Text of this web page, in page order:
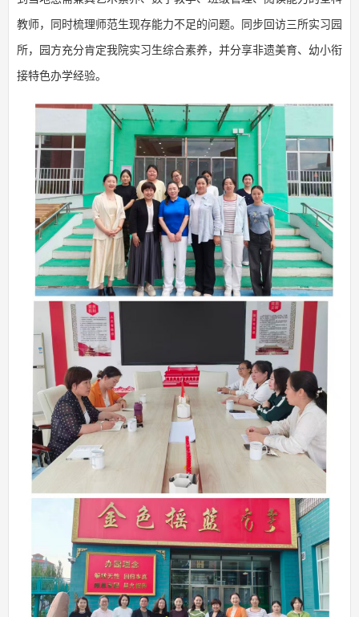
教师，同时梳理师范生现存能力不足的问题。同步回访三所实习园
所，园方充分肯定我院实习生综合素养，并分享非遗美育、幼小衔
接特色办学经验。